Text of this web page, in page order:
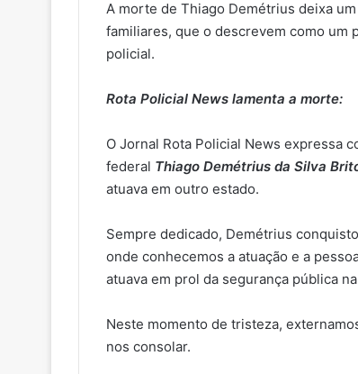
A morte de Thiago Demétrius deixa
familiares, que o descrevem como um
policial.
Rota Policial News lamenta a morte:
O Jornal Rota Policial News expressa
federal Thiago Demétrius da Silva
atuava em outro estado.
Sempre dedicado, Demétrius
onde conhecemos a atuação e a
atuava em prol da segurança pública
Neste momento de tristeza,
nos consolar.